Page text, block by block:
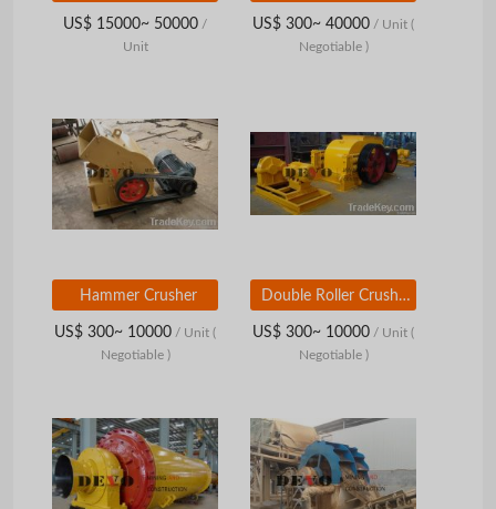
US$ 15000~ 50000 /
Unit
US$ 300~ 40000 / Unit (
Negotiable )
Hammer Crusher
US$ 300~ 10000 / Unit (
Negotiable )
Double Roller Crusher
US$ 300~ 10000 / Unit (
Negotiable )